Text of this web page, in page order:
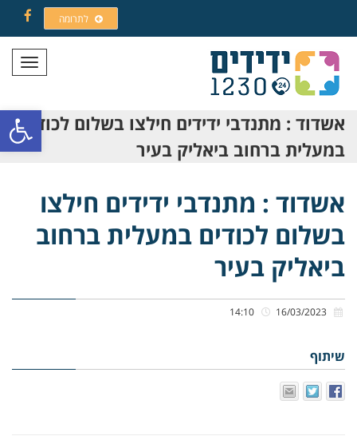
פתח
לתרומה
תפריט
אשדוד : מתנדבי ידידים חילצו בשלום לכודים
במעלית ברחוב ביאליק בעיר
אשדוד : מתנדבי ידידים חילצו
בשלום לכודים במעלית ברחוב
ביאליק בעיר
שיתוף